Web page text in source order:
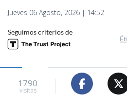
Jueves 06 Agosto, 2026 | 14:52
Seguimos criterios de
1790
visitas